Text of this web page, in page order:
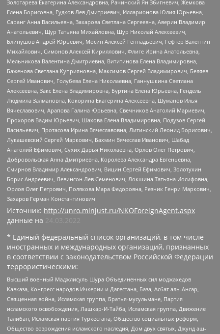
Золотарева Екатерина Александровна, Рачинский Ян Збигневич, Жемкова
Елена Борисовна, Гудков Лев Дмитриевич, Илларионова Юлия Юрьевна,
Саранг Анна Васильевна, Захарова Светлана Сергеевна, Аверин Владимир
Анатольевич, Щур Татьяна Михайловна, Щур Николай Алексеевич,
Блинушов Андрей Юрьевич, Мосин Алексей Геннадьевич, Гефтер Валентин
Михайлович, Симонов Алексей Кириллович, Флиге Ирина Анатольевна,
Мельникова Валентина Дмитриевна, Вититинова Елена Владимировна,
Баженова Светлана Куприяновна, Максимов Сергей Владимирович, Беляев
Сергей Иванович, Голубева Елена Николаевна, Ганнушкина Светлана
Алексеевна, Закс Елена Владимировна, Буртина Елена Юрьевна, Гендель
Людмила Залмановна, Кокорина Екатерина Алексеевна, Шуманов Илья
Вячеславович, Арапова Галина Юрьевна, Свечников Анатолий Мариевич,
Прохоров Вадим Юрьевич, Шахова Елена Владимировна, Подузов Сергей
Васильевич, Протасова Ирина Вячеславовна, Литинский Леонид Борисович,
Лукашевский Сергей Маркович, Бахмин Вячеслав Иванович, Шабад
Анатолий Ефимович, Сухих Дарья Николаевна, Орлов Олег Петрович,
Добровольская Анна Дмитриевна, Королева Александра Евгеньевна,
Смирнов Владимир Александрович, Вицин Сергей Ефимович, Золотухин
Борис Андреевич, Левинсон Лев Семенович, Локшина Татьяна Иосифовна,
Орлов Олег Петрович, Полякова Мара Федоровна, Резник Генри Маркович,
Захаров Герман Константинович
Источник: http://unro.minjust.ru/NKOForeignAgent.aspx
данные на 24.03.2022
* Единый федеральный список организаций, в том числе
иностранных и международных организаций, признанных
в соответствии с законодательством Российской Федерации
террористическими:
Высший военный Маджлисуль Шура Объединенных сил моджахедов
Кавказа, Конгресс народов Ичкерии и Дагестана, База, Асбат аль-Ансар,
Священная война, Исламская группа, Братья-мусульмане, Партия
исламского освобождения, Лашкар-И-Тайба, Исламская группа, Движение
Талибан, Исламская партия Туркестана, Общество социальных реформ,
Общество возрождения исламского наследия, Дом двух святых, Джунд аш-